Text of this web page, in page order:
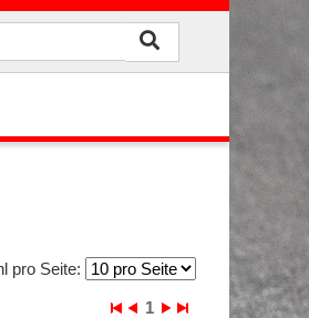
pro Seite:
1